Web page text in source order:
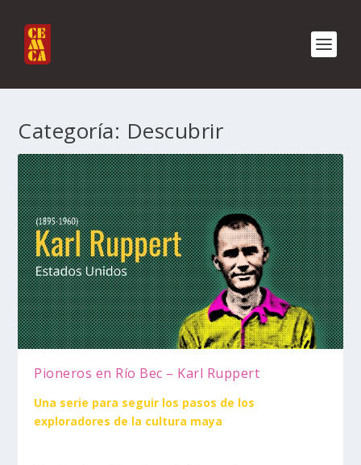
Categoría: Descubrir
Pioneros en Río Bec – Karl Ruppert
Una serie para seguir los pasos de los
exploradores de la cultura maya